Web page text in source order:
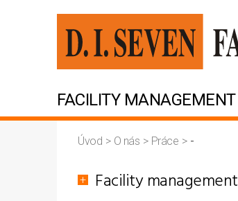
FACILITY MANAGEMENT
Úvod > O nás > Práce > -
Facility management